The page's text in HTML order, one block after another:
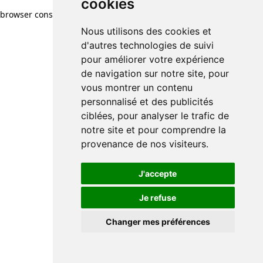
cookies
Nous utilisons des cookies et
d'autres technologies de suivi
pour améliorer votre expérience
de navigation sur notre site, pour
vous montrer un contenu
personnalisé et des publicités
ciblées, pour analyser le trafic de
notre site et pour comprendre la
provenance de nos visiteurs.
J'accepte
Je refuse
Changer mes préférences
browser console for more information)